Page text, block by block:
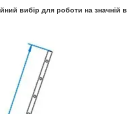
вибір для роботи на значній